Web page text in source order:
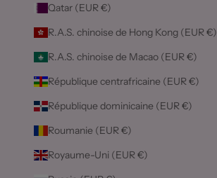
Qatar (EUR €)
R.A.S. chinoise de Hong Kong (EUR €)
R.A.S. chinoise de Macao (EUR €)
République centrafricaine (EUR €)
République dominicaine (EUR €)
Roumanie (EUR €)
Royaume-Uni (EUR €)